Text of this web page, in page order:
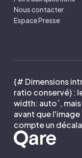
Nous contacter
Espace Presse
{# Dimensions
ratio conservé) :
width: auto`,
avant que l'image
compte un